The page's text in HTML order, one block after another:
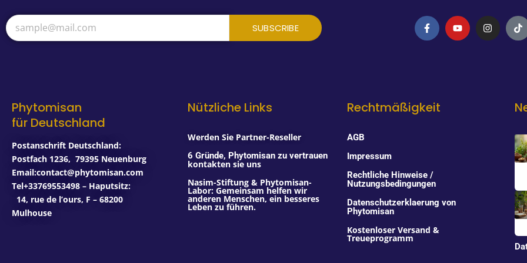
SUBSCRIBE
F
a
c
f
Y
o
u
I
n
s
T
i
k
Phytomisan
für Deutschland
Postanschrift Deutschland:
Postfach 1236, 79395 Neuenburg
Email:contact@phytomisan.com
Tel+33769553498 – Haputsitz:
14, rue de l’ours, F – 68200
Mulhouse
Nützliche Links
Werden Sie Partner-Reseller
6 Gründe, Phytomisan zu vertrauen
kontakten sie uns
Nasim-Stiftung & Phytomisan-
Labor: Gemeinsam helfen wir
anderen Menschen, ein besseres
Leben zu führen.
Rechtmäßigkeit
AGB
Impressum
Rechtliche Hinweise /
Nutzungsbedingungen
Datenschutzerklaerung von
Phytomisan
Kostenloser Versand &
Treueprogramm